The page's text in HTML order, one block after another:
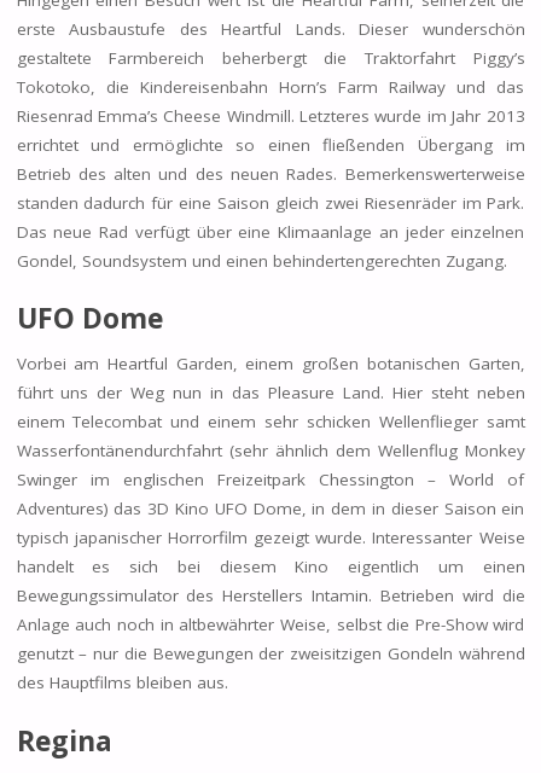
erste Ausbaustufe des Heartful Lands. Dieser wunderschön
gestaltete Farmbereich beherbergt die Traktorfahrt Piggy’s
Tokotoko, die Kindereisenbahn Horn’s Farm Railway und das
Riesenrad Emma’s Cheese Windmill. Letzteres wurde im Jahr 2013
errichtet und ermöglichte so einen fließenden Übergang im
Betrieb des alten und des neuen Rades. Bemerkenswerterweise
standen dadurch für eine Saison gleich zwei Riesenräder im Park.
Das neue Rad verfügt über eine Klimaanlage an jeder einzelnen
Gondel, Soundsystem und einen behindertengerechten Zugang.
UFO Dome
Vorbei am Heartful Garden, einem großen botanischen Garten,
führt uns der Weg nun in das Pleasure Land. Hier steht neben
einem Telecombat und einem sehr schicken Wellenflieger samt
Wasserfontänendurchfahrt (sehr ähnlich dem Wellenflug Monkey
Swinger im englischen Freizeitpark Chessington – World of
Adventures) das 3D Kino UFO Dome, in dem in dieser Saison ein
typisch japanischer Horrorfilm gezeigt wurde. Interessanter Weise
handelt es sich bei diesem Kino eigentlich um einen
Bewegungssimulator des Herstellers Intamin. Betrieben wird die
Anlage auch noch in altbewährter Weise, selbst die Pre-Show wird
genutzt – nur die Bewegungen der zweisitzigen Gondeln während
des Hauptfilms bleiben aus.
Regina